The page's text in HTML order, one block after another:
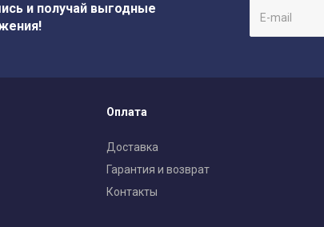
и получай выгодные
Оплата
Доставка
Гарантия и возврат
Контакты